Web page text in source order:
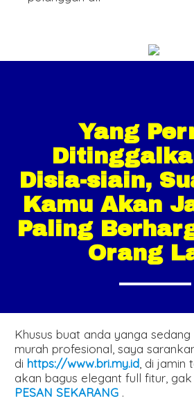
Yang
Disia-siain,
Kamu Akan
Paling
Orang
Khusus buat anda yanga
murah profesional, saya
dihttps://www.bri.my.id , di
akan bagus elegant full fitur,
PESAN SEKARANG .